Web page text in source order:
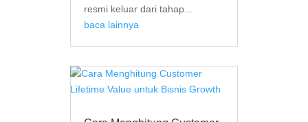
resmi keluar dari tahap...
baca lainnya